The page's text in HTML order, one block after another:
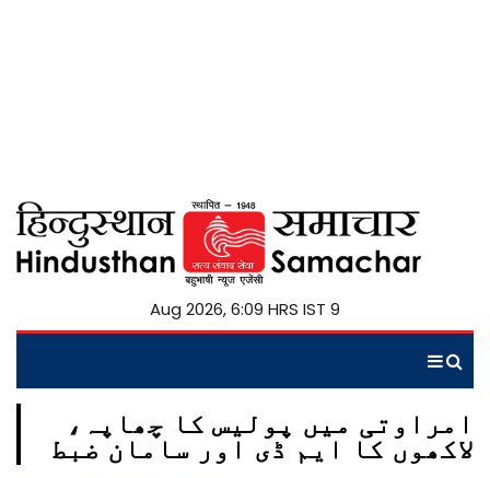
9 Aug 2026, 6:09 HRS IST
امراوتی میں پولیس کا چھاپہ،
لاکھوں کا ایم ڈی اور سامان ضبط